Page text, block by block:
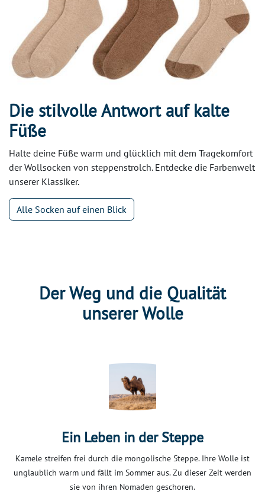
Die stilvolle Antwort auf kalte
Füße
Halte deine Füße warm und glücklich mit dem Tragekomfort
der Wollsocken von steppenstrolch. Entdecke die Farbenwelt
unserer Klassiker.
Alle Socken auf einen Blick
Der Weg und die Qualität
unserer Wolle
Ein Leben in der Steppe
Kamele streifen frei durch die mongolische Steppe. Ihre Wolle ist
unglaublich warm und fällt im Sommer aus. Zu dieser Zeit werden
sie von ihren Nomaden geschoren.